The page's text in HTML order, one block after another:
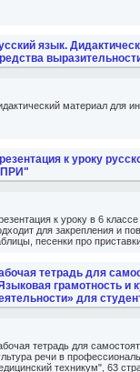
язык.
материал для
к уроку
к уроку в 6
для закрепления и
песенки про
тетрадь для
грамотность и
для
тетрадь для
речи в
техникум", 63